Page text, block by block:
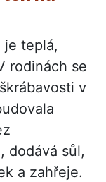
je teplá,
rodinách se
v
dodává sůl,
a zahřeje.